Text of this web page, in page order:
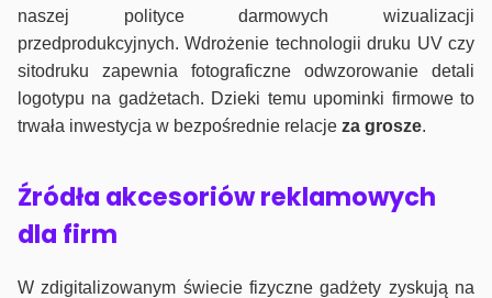
naszej polityce darmowych wizualizacji
przedprodukcyjnych. Wdrożenie technologii druku UV czy
sitodruku zapewnia fotograficzne odwzorowanie detali
logotypu na gadżetach. Dzieki temu upominki firmowe to
trwała inwestycja w bezpośrednie relacje za grosze.
Źródła akcesoriów reklamowych
dla firm
W zdigitalizowanym świecie fizyczne gadżety zyskują na